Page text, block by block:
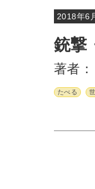
2018年6
銃撃
著者：
たべる